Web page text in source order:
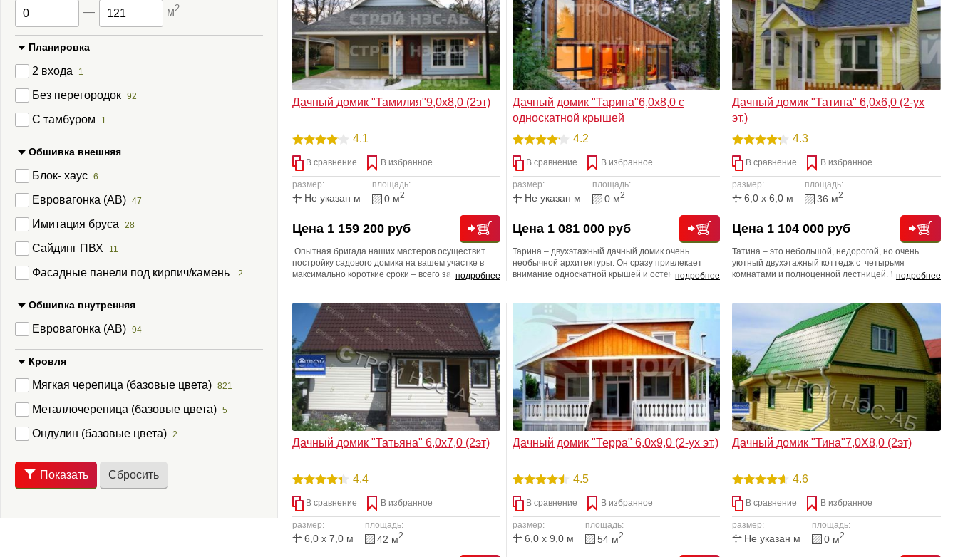
— м2
Планировка
2 входа 1
Без перегородок 92
С тамбуром 1
Обшивка внешняя
Блок- хаус 6
Евровагонка (АВ) 47
Имитация бруса 28
Сайдинг ПВХ 11
Фасадные панели под кирпич/камень 2
Обшивка внутренняя
Евровагонка (АВ) 94
Кровля
Мягкая черепица (базовые цвета) 821
Металлочерепица (базовые цвета) 5
Ондулин (базовые цвета) 2
Показать Сбросить
Дачный домик "Тамилия"9,0х8,0 (2эт)
4.1
В сравнение В избранное
размер:
Не указан м
площадь:
0 м2
Цена 1 159 200 руб
подробнее
Опытная бригада наших мастеров осуществит
постройку садового домика на вашем участке в
максимально короткие сроки – всего за пару
возможностей расширения заказа для
повышения уровня комфорта. Мы учтем все ваши
пожелания! Мы счастливы быть рядом!
Дачный домик "Тарина"6,0х8,0 с
односкатной крышей
4.2
В сравнение В избранное
размер:
Не указан м
площадь:
0 м2
Цена 1 081 000 руб
подробнее
Тарина – двухэтажный дачный домик очень
необычной архитектуры. Он сразу привлекает
внимание односкатной крышей и остеклением
практичен: вы наверняка оцените удачную
планировку и комфортную температуру в
помещениях первого этажа, которая остается
таковой даже самым жарким летом.
Дачный домик "Татина" 6,0х6,0 (2-ух
эт.)
4.3
В сравнение В избранное
размер:
6,0 x 6,0 м
площадь:
36 м2
Цена 1 104 000 руб
подробнее
Татина – это небольшой, недорогой, но очень
уютный двухэтажный коттедж с четырьмя
комнатами и полноценной лестницей. Благодаря
Домик «Татина» предоставит вам не меньший, а
возможно даже и больший комфорт, чем обычная
городская квартира.
Дачный домик "Татьяна" 6,0х7,0 (2эт)
4.4
В сравнение В избранное
размер:
6,0 x 7,0 м
площадь:
42 м2
Дачный домик "Терра" 6,0х9,0 (2-ух эт.)
4.5
В сравнение В избранное
размер:
6,0 x 9,0 м
площадь:
54 м2
Дачный домик "Тина"7,0Х8,0 (2эт)
4.6
В сравнение В избранное
размер:
Не указан м
площадь:
0 м2